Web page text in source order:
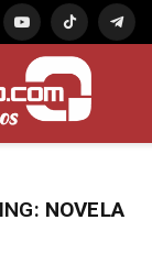
YouTubeTikTok
NOVELA